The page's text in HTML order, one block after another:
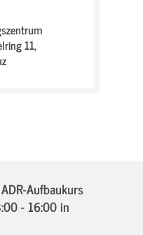
11,
Aufbaukurs
- 16:00in